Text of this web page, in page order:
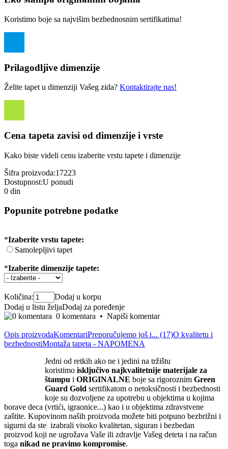
Koristimo boje sa najvišim bezbednosnim sertifikatima!
Prilagodljive dimenzije
Želite tapet u dimenziji Vašeg zida? Kontaktirajte nas!
Cena tapeta zavisi od dimenzije i vrste
Kako biste videli cenu izaberite vrstu tapete i dimenzije
Šifra proizvoda:17223
Dostupnost:U ponudi
0 din
Popunite potrebne podatke
*Izaberite vrstu tapete:
Samolepljivi tapet
*Izaberite dimenzije tapete:
Količina:
Dodaj u korpu
Dodaj u listu željaDodaj za poređenje
0 komentara • Napiši komentar
Opis proizvodaKomentariPreporučujemo još i... (17)O kvalitetu i
bezbednostiMontaža tapeta - NAPOMENA
Jedni od retkih ako ne i jedini na tržištu
koristimo isključivo najkvalitetnije materijale za
štampu i ORIGINALNE boje sa rigoroznim Green
Guard Gold sertifikatom o netoksičnosti i bezbednosti
koje su dozvoljene za upotrebu u objektima u kojima
borave deca (vrtići, igraonice...) kao i u objektima zdravstvene
zaštite. Kupovinom naših proizvoda možete biti potpuno bezbrižni i
sigurni da ste izabrali visoko kvalitetan, siguran i bezbedan
proizvod koji ne ugrožava Vaše ili zdravlje Vašeg deteta i na račun
toga nikad ne pravimo kompromise.